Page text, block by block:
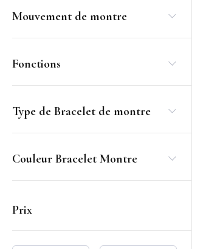
Mouvement de montre
Fonctions
Type de Bracelet de montre
Couleur Bracelet Montre
Prix